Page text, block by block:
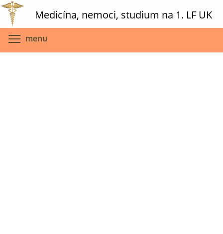
Skip
main
content
Medicína, nemoci, studium na 1. LF UK
menu